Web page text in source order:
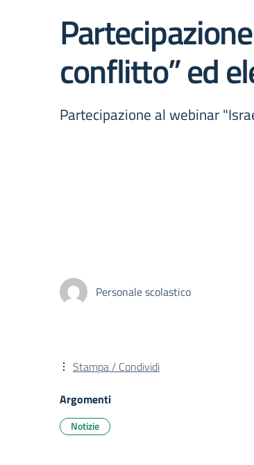
conflitto” ed
Partecipazione al webinar
Personale scolastico
Stampa / Condividi
Argomenti
Notizie